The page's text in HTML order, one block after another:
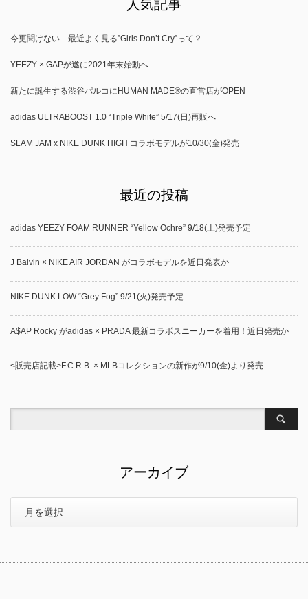
人気記事
今更聞けない…最近よく見る”Girls Don’t Cry”って？
YEEZY × GAPが遂に2021年末始動へ
新たに誕生する渋谷パルコにHUMAN MADE®の直営店がOPEN
adidas ULTRABOOST 1.0 “Triple White” 5/17(日)再販へ
SLAM JAM x NIKE DUNK HIGH コラボモデルが10/30(金)発売
最近の投稿
adidas YEEZY FOAM RUNNER “Yellow Ochre” 9/18(土)発売予定
J Balvin × NIKE AIR JORDAN がコラボモデルを近日発表か
NIKE DUNK LOW “Grey Fog” 9/21(火)発売予定
A$AP Rocky がadidas × PRADA 最新コラボスニーカーを着用！近日発売か
<販売店記載>F.C.R.B. × MLBコレクションの新作が9/10(金)より発売
アーカイブ